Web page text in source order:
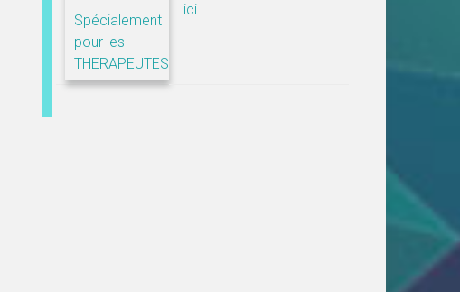
Spécialement
pour les
THERAPEUTES
ici !